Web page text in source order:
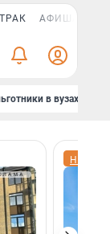
АФИША PLUS
в вузах СПб